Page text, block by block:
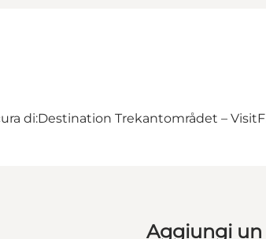
di:Destination Trekantområdet –
Aggiungi un